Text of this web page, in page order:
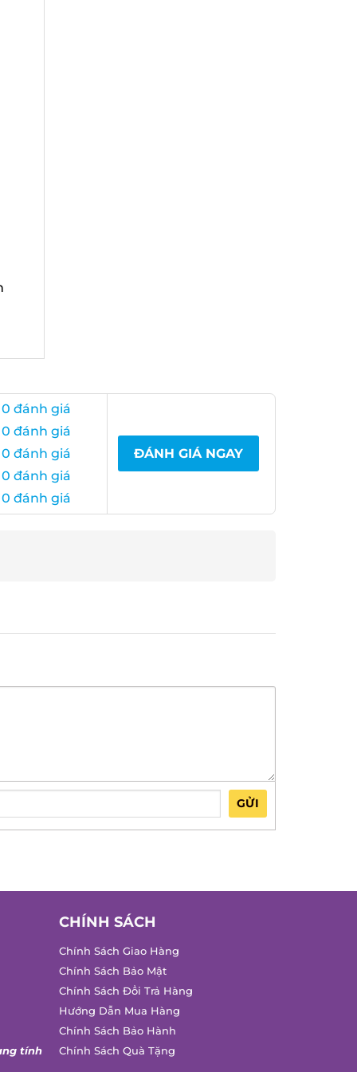
0 đánh giá
0 đánh giá
0 đánh giá
0 đánh giá
0 đánh giá
ĐÁNH GIÁ NGAY
GỬI
tính
CHÍNH SÁCH
Chính Sách Giao Hàng
Chính Sách Bảo Mật
Chính Sách Đổi Trả Hàng
Hướng Dẫn Mua Hàng
Chính Sách Bảo Hành
Chính Sách Quà Tặng